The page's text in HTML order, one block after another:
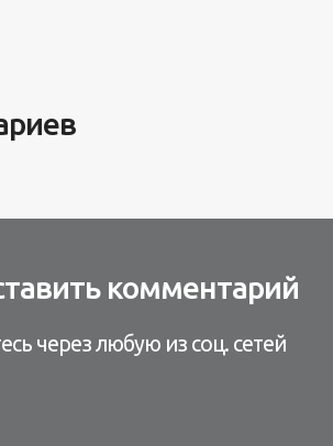
комментарий
через любую из соц. сетей